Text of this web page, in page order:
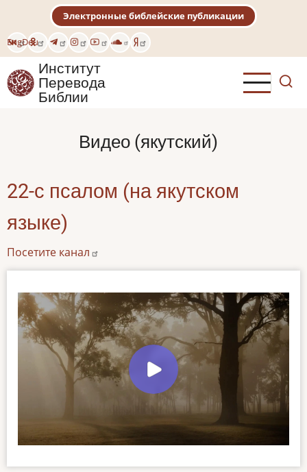
основному
содержанию
EngDeu
Электронные библейские публикации
Институт
Перевода
Библии
Видео (якутский)
22-с псалом (на якутском
языке)
Посетите канал